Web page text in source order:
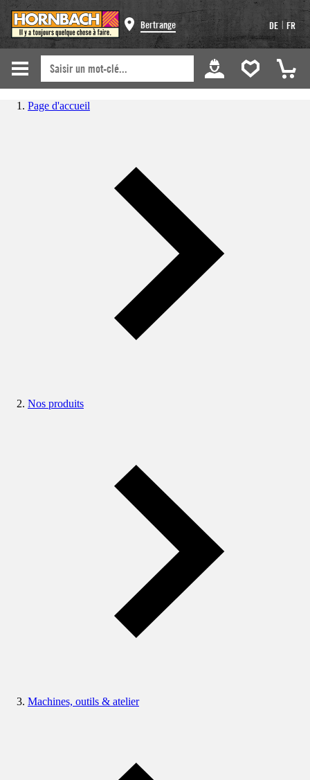
Bertrange DE | FR
Page d'accueil
Nos produits
Machines, outils & atelier